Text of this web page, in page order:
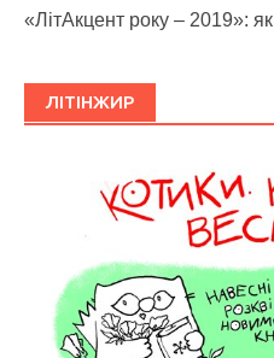
«ЛітАкцент року – 2019»:
ЛІТІНЖИР